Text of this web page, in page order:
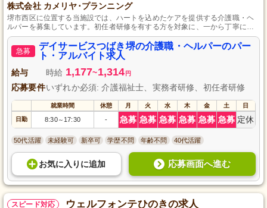
株式会社 カメリヤ･プランニング
堺市西区に位置する当施設では、ハートを込めたケアを提供する介護職・ヘ
ルパーを募集しています。初任者研修を有する方を対象に、一から丁寧に指
導しますので、安心してスキルアップできる環境です。週1日からの勤務が可
能で、ライフスタイルに合わせて長期的に働ける点も魅力の一つ。地域に根
ざしたあたたかな職場で、あなたの能力を生かしてみませんか。
急募
デイサービスつばき堺の介護職・ヘルパーのパー
ト・アルバイト求人
給与 時給 1,177~1,314 円
応募要件いずれか必須: 介護福祉士、実務者研修、初任者研修
就業時間 休憩 月 火 水 木 金 土 日
日勤 8:30～ 17:30 - 急募 急募 急募 急募 急募 急募 定休
50代活躍 未経験可 新卒可 学歴不問 年齢不問 40代活躍
お気に入り に追加 応募画面へ進む
スピード対応 ウェルフォンテひのきの求人